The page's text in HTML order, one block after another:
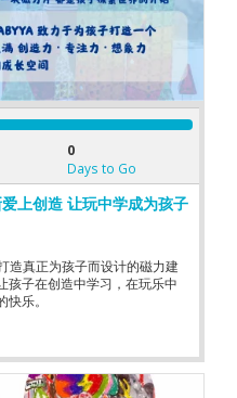
0
Days to Go
上创造 让玩中学成为孩子
造真正为孩子而设计的磁力建
子在创造中学习，在玩乐中
乐。